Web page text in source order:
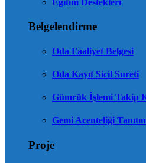
Eğitim Destekleri
Belgelendirme
Oda Faaliyet Belgesi
Oda Kayıt Sicil Sureti
Gümrük İşlemi Takip
Gemi Acenteliği
Proje